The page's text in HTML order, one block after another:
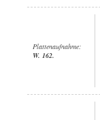
Plattenaufnahme:
W. 162.